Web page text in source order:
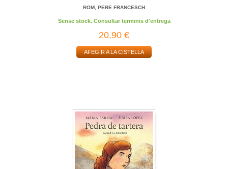
ROM, PERE FRANCESCH
Sense stock. Consultar terminis d'entrega
20,90 €
AFEGIR A LA CISTELLA